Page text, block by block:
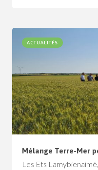
ACTUALITÉS
Mélange Terre-Mer
Les Ets